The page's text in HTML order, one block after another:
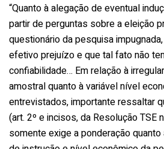
“Quanto à alegação de eventual
partir de perguntas sobre a eleição
questionário da pesquisa
efetivo prejuízo e que tal fato não
confiabilidade… Em relação à
amostral quanto à variável nível
entrevistados, importante ressaltar
(art. 2º e incisos, da Resolução TSE
somente exige a ponderação quanto